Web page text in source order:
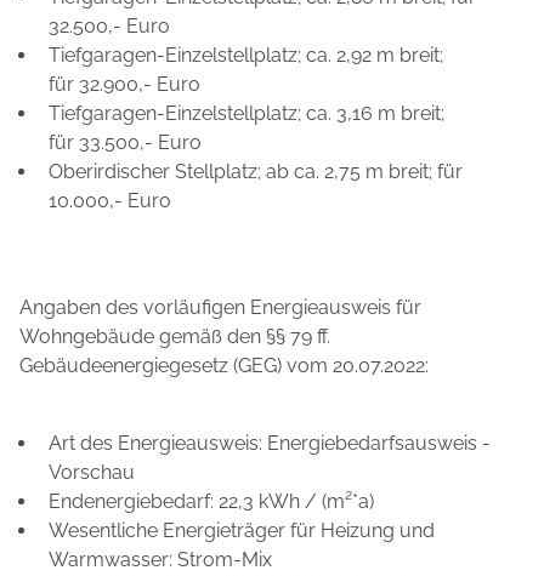
32.500,- Euro
Tiefgaragen-Einzelstellplatz; ca. 2,92 m breit;
für 32.900,- Euro
Tiefgaragen-Einzelstellplatz; ca. 3,16 m breit;
für 33.500,- Euro
Oberirdischer Stellplatz; ab ca. 2,75 m breit; für
10.000,- Euro
Angaben des vorläufigen Energieausweis für
Wohngebäude gemäß den §§ 79 ff.
Gebäudeenergiegesetz (GEG) vom 20.07.2022:
Art des Energieausweis: Energiebedarfsausweis -
Vorschau
Endenergiebedarf: 22,3 kWh / (m²*a)
Wesentliche Energieträger für Heizung und
Warmwasser: Strom-Mix